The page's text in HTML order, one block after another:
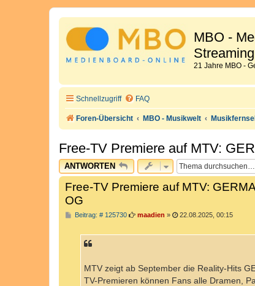
MBO -
21 Jahre MBO -
Schnellzugriff FAQ
Foren-Übersicht MBO - Musikwelt
Free-TV Premiere auf MTV:
ANTWORTEN
Free-TV Premiere auf MTV:
OG
Beitrag: # 125730B
maadien » 22.08.2025, 00:15
MTV zeigt ab September die Reality-Hits
TV-Premieren können Fans alle Dramen,